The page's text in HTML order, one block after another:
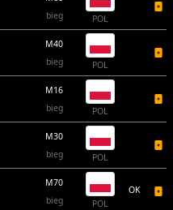
bieg
POL
M40
bieg
POL
M16
bieg
POL
M30
bieg
POL
M70
bieg
POL
OK